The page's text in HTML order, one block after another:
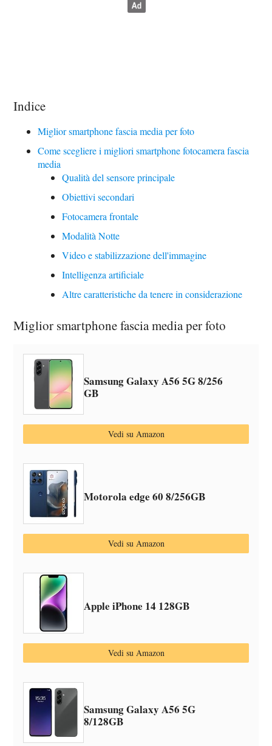
Indice
Miglior smartphone fascia media per foto
Come scegliere i migliori smartphone fotocamera fascia
media
Qualità del sensore principale
Obiettivi secondari
Fotocamera frontale
Modalità Notte
Video e stabilizzazione dell'immagine
Intelligenza artificiale
Altre caratteristiche da tenere in considerazione
Miglior smartphone fascia media per foto
Samsung Galaxy A56 5G 8/256
GB
Vedi su Amazon
Motorola edge 60 8/256GB
Vedi su Amazon
Apple iPhone 14 128GB
Vedi su Amazon
Samsung Galaxy A56 5G
8/128GB